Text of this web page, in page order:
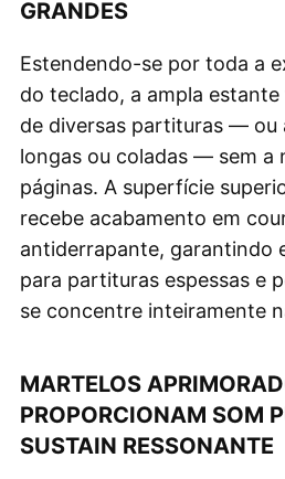
GRANDES
Estendendo-se por toda a
do teclado, a ampla
de diversas partituras — ou
longas ou coladas — sem a
páginas. A superfície
recebe acabamento em
antiderrapante, garantindo
para partituras espessas e
se concentre inteiramente
MARTELOS
PROPORCIONAM SOM
SUSTAIN RESSONANTE